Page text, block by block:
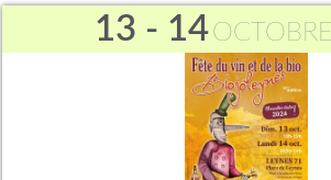
13 - 14OCTOBRE